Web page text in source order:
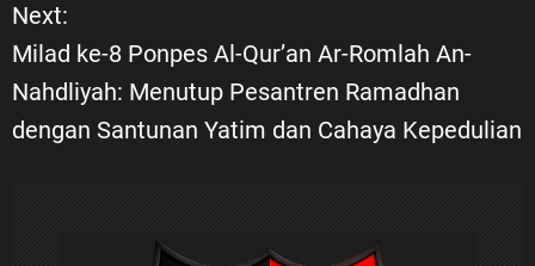
umum
v
i
g
Next:
Milad ke-8 Ponpes Al-Qur’an Ar-Romlah An-
Nahdliyah: Menutup Pesantren Ramadhan
dengan Santunan Yatim dan Cahaya Kepedulian